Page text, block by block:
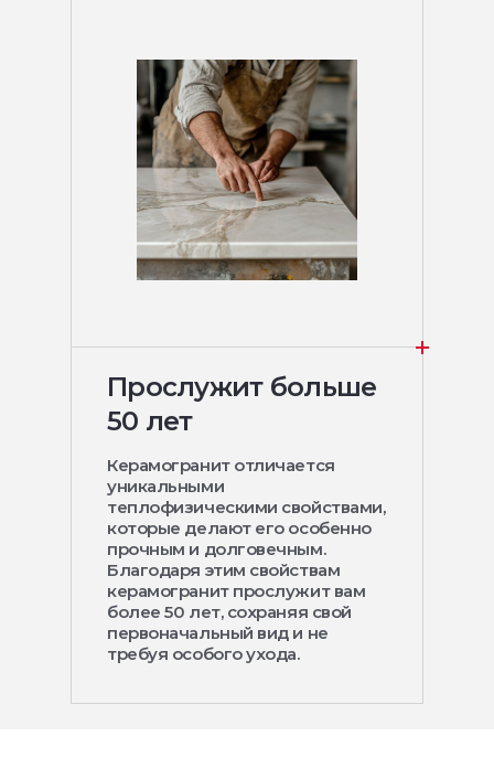
Прослужит больше
50 лет
Керамогранит отличается
уникальными
теплофизическими свойствами,
которые делают его особенно
прочным и долговечным.
Благодаря этим свойствам
керамогранит прослужит вам
более 50 лет, сохраняя свой
первоначальный вид и не
требуя особого ухода.